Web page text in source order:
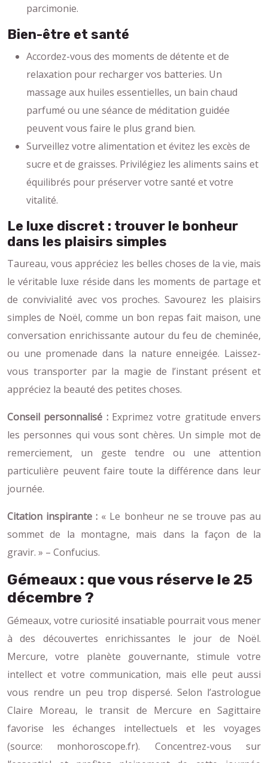
parcimonie.
Bien-être et santé
Accordez-vous des moments de détente et de
relaxation pour recharger vos batteries. Un
massage aux huiles essentielles, un bain chaud
parfumé ou une séance de méditation guidée
peuvent vous faire le plus grand bien.
Surveillez votre alimentation et évitez les excès de
sucre et de graisses. Privilégiez les aliments sains et
équilibrés pour préserver votre santé et votre
vitalité.
Le luxe discret : trouver le bonheur
dans les plaisirs simples
Taureau, vous appréciez les belles choses de la vie, mais
le véritable luxe réside dans les moments de partage et
de convivialité avec vos proches. Savourez les plaisirs
simples de Noël, comme un bon repas fait maison, une
conversation enrichissante autour du feu de cheminée,
ou une promenade dans la nature enneigée. Laissez-
vous transporter par la magie de l’instant présent et
appréciez la beauté des petites choses.
Conseil personnalisé : Exprimez votre gratitude envers
les personnes qui vous sont chères. Un simple mot de
remerciement, un geste tendre ou une attention
particulière peuvent faire toute la différence dans leur
journée.
Citation inspirante : « Le bonheur ne se trouve pas au
sommet de la montagne, mais dans la façon de la
gravir. » – Confucius.
Gémeaux : que vous réserve le 25
décembre ?
Gémeaux, votre curiosité insatiable pourrait vous mener
à des découvertes enrichissantes le jour de Noël.
Mercure, votre planète gouvernante, stimule votre
intellect et votre communication, mais elle peut aussi
vous rendre un peu trop dispersé. Selon l’astrologue
Claire Moreau, le transit de Mercure en Sagittaire
favorise les échanges intellectuels et les voyages
(source: monhoroscope.fr). Concentrez-vous sur